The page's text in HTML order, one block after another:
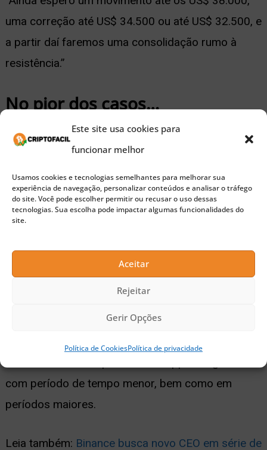
Este site usa cookies para
funcionar melhor
Usamos cookies e tecnologias semelhantes para melhorar sua
experiência de navegação, personalizar conteúdos e analisar o tráfego
do site. Você pode escolher permitir ou recusar o uso dessas
tecnologias. Sua escolha pode impactar algumas funcionalidades do
site.
Aceitar
Rejeitar
Gerir Opções
Política de CookiesPolítica de privacidade
uma correção até US$ 34.500 ou até US$ 32.500, e
a partir daí faremos uma consolidação rumo à
resistência.”
No pior dos casos…
Van de Poppe ainda lista o pior dos casos para o
o BTC pode declinar 30% nas próximas semanas.
Porém, ele acha um movimento de correção mais
mais provável é que o BTC inicie uma recuperação
nos US$ 34.500 e um movimento de consolidação
com período de tempo menor, bem como em
períodos maiores.
Leia também: Binance busca novo CEO em série de